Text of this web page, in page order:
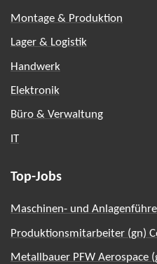
Montage & Produktion
Lager & Logistik
Handwerk
Elektronik
Büro & Verwaltung
IT
Top-Jobs
Maschinen- und
Produktionsmitarbeiter (gn)
Metallbauer PFW Aerospace